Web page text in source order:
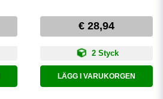
€ 28,94
2 Styck
LÄGG I VARUKORGEN